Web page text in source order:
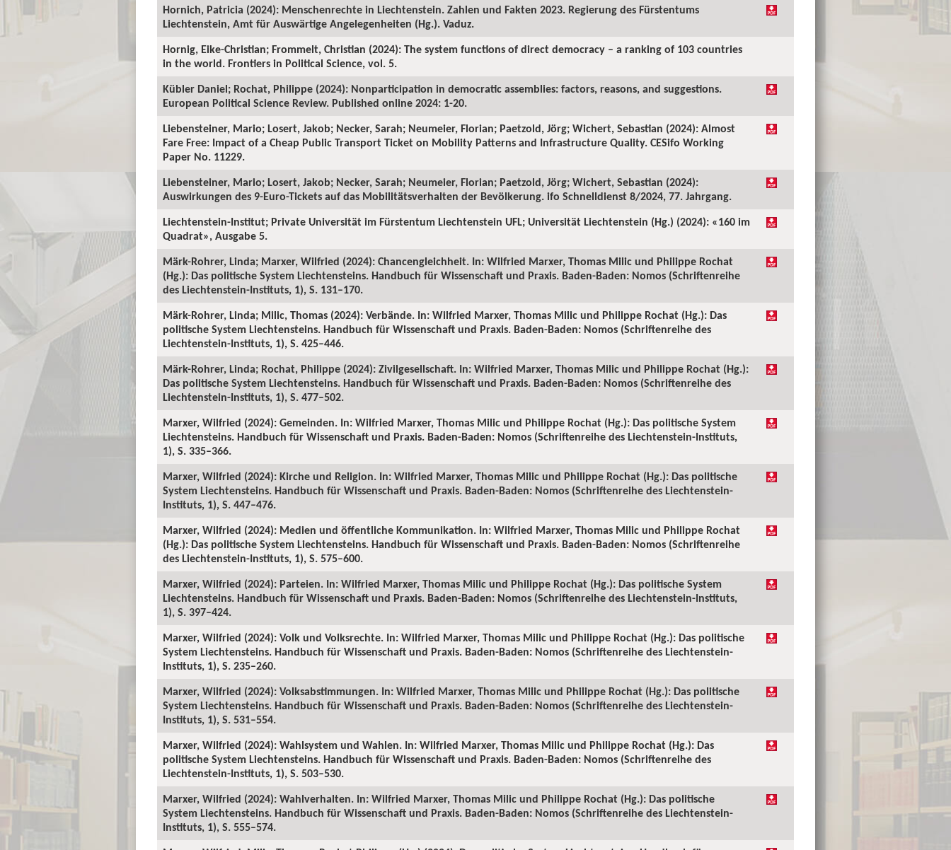
Hornich, Patricia (2024): Menschenrechte in Liechtenstein. Zahlen und Fakten 2023. Regierung des Fürstentums
Liechtenstein, Amt für Auswärtige Angelegenheiten (Hg.). Vaduz.
Hornig, Eike-Christian; Frommelt, Christian (2024): The system functions of direct democracy – a ranking of 103 countries
in the world. Frontiers in Political Science, vol. 5.
Kübler Daniel; Rochat, Philippe (2024): Nonparticipation in democratic assemblies: factors, reasons, and suggestions.
European Political Science Review. Published online 2024: 1-20.
Liebensteiner, Mario; Losert, Jakob; Necker, Sarah; Neumeier, Florian; Paetzold, Jörg; Wichert, Sebastian (2024): Almost
Fare Free: Impact of a Cheap Public Transport Ticket on Mobility Patterns and Infrastructure Quality. CESifo Working
Paper No. 11229.
Liebensteiner, Mario; Losert, Jakob; Necker, Sarah; Neumeier, Florian; Paetzold, Jörg; Wichert, Sebastian (2024):
Auswirkungen des 9-Euro-Tickets auf das Mobilitätsverhalten der Bevölkerung. ifo Schnelldienst 8/2024, 77. Jahrgang.
Liechtenstein-Institut; Private Universität im Fürstentum Liechtenstein UFL; Universität Liechtenstein (Hg.) (2024): «160 im
Quadrat», Ausgabe 5.
Märk-Rohrer, Linda; Marxer, Wilfried (2024): Chancengleichheit. In: Wilfried Marxer, Thomas Milic und Philippe Rochat
(Hg.): Das politische System Liechtensteins. Handbuch für Wissenschaft und Praxis. Baden-Baden: Nomos (Schriftenreihe
des Liechtenstein-Instituts, 1), S. 131–170.
Märk-Rohrer, Linda; Milic, Thomas (2024): Verbände. In: Wilfried Marxer, Thomas Milic und Philippe Rochat (Hg.): Das
politische System Liechtensteins. Handbuch für Wissenschaft und Praxis. Baden-Baden: Nomos (Schriftenreihe des
Liechtenstein-Instituts, 1), S. 425–446.
Märk-Rohrer, Linda; Rochat, Philippe (2024): Zivilgesellschaft. In: Wilfried Marxer, Thomas Milic und Philippe Rochat (Hg.):
Das politische System Liechtensteins. Handbuch für Wissenschaft und Praxis. Baden-Baden: Nomos (Schriftenreihe des
Liechtenstein-Instituts, 1), S. 477–502.
Marxer, Wilfried (2024): Gemeinden. In: Wilfried Marxer, Thomas Milic und Philippe Rochat (Hg.): Das politische System
Liechtensteins. Handbuch für Wissenschaft und Praxis. Baden-Baden: Nomos (Schriftenreihe des Liechtenstein-Instituts,
1), S. 335–366.
Marxer, Wilfried (2024): Kirche und Religion. In: Wilfried Marxer, Thomas Milic und Philippe Rochat (Hg.): Das politische
System Liechtensteins. Handbuch für Wissenschaft und Praxis. Baden-Baden: Nomos (Schriftenreihe des Liechtenstein-
Instituts, 1), S. 447–476.
Marxer, Wilfried (2024): Medien und öffentliche Kommunikation. In: Wilfried Marxer, Thomas Milic und Philippe Rochat
(Hg.): Das politische System Liechtensteins. Handbuch für Wissenschaft und Praxis. Baden-Baden: Nomos (Schriftenreihe
des Liechtenstein-Instituts, 1), S. 575–600.
Marxer, Wilfried (2024): Parteien. In: Wilfried Marxer, Thomas Milic und Philippe Rochat (Hg.): Das politische System
Liechtensteins. Handbuch für Wissenschaft und Praxis. Baden-Baden: Nomos (Schriftenreihe des Liechtenstein-Instituts,
1), S. 397–424.
Marxer, Wilfried (2024): Volk und Volksrechte. In: Wilfried Marxer, Thomas Milic und Philippe Rochat (Hg.): Das politische
System Liechtensteins. Handbuch für Wissenschaft und Praxis. Baden-Baden: Nomos (Schriftenreihe des Liechtenstein-
Instituts, 1), S. 235–260.
Marxer, Wilfried (2024): Volksabstimmungen. In: Wilfried Marxer, Thomas Milic und Philippe Rochat (Hg.): Das politische
System Liechtensteins. Handbuch für Wissenschaft und Praxis. Baden-Baden: Nomos (Schriftenreihe des Liechtenstein-
Instituts, 1), S. 531–554.
Marxer, Wilfried (2024): Wahlsystem und Wahlen. In: Wilfried Marxer, Thomas Milic und Philippe Rochat (Hg.): Das
politische System Liechtensteins. Handbuch für Wissenschaft und Praxis. Baden-Baden: Nomos (Schriftenreihe des
Liechtenstein-Instituts, 1), S. 503–530.
Marxer, Wilfried (2024): Wahlverhalten. In: Wilfried Marxer, Thomas Milic und Philippe Rochat (Hg.): Das politische
System Liechtensteins. Handbuch für Wissenschaft und Praxis. Baden-Baden: Nomos (Schriftenreihe des Liechtenstein-
Instituts, 1), S. 555–574.